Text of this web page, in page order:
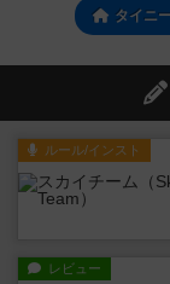
タイニ
ルール/インスト
レビュー